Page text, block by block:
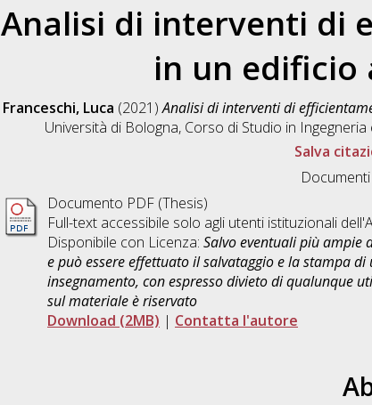
Analisi di interventi di
in un edificio
Franceschi, Luca (2021)Analisi di interventi di
Università di Bologna, Corso di Studio in
Salva
Documento PDF (Thesis)
Full-text accessibile solo agli utenti istituzionali
Disponibile con Licenza: Salvo eventuali più ampie
e può essere effettuato il salvataggio e la stampa
insegnamento, con espresso divieto di qualunque
sul materiale è riservato
Download (2MB) | Contatta l'autore